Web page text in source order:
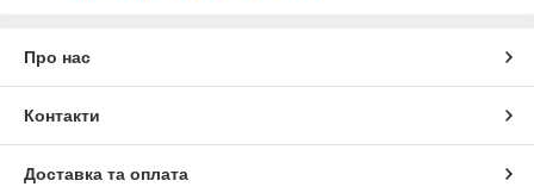
Про нас
Контакти
Доставка та оплата